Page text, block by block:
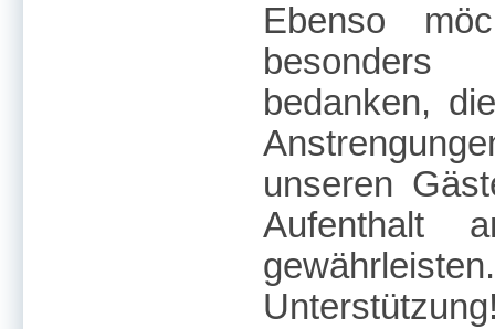
Ebenso
bedanken,
unseren
Aufenthalt